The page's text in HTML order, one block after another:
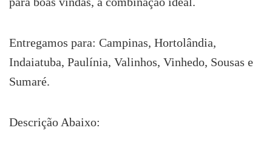
Entregamos para: Campinas, Hortolândia,
Indaiatuba, Paulínia, Valinhos, Vinhedo, Sousas e
Sumaré.
Descrição Abaixo: